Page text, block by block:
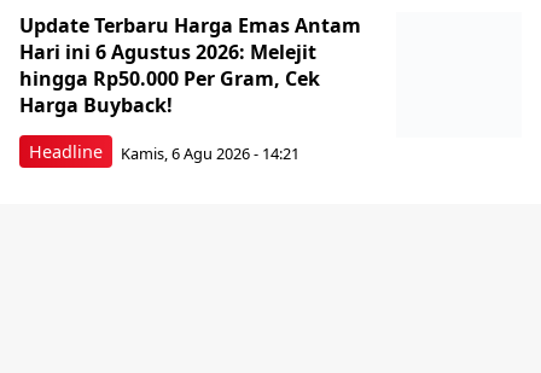
Headline
Update Terbaru Harga Emas Antam
Hari ini 6 Agustus 2026: Melejit
hingga Rp50.000 Per Gram, Cek
Harga Buyback!
Kamis, 6 Agu 2026 - 14:21